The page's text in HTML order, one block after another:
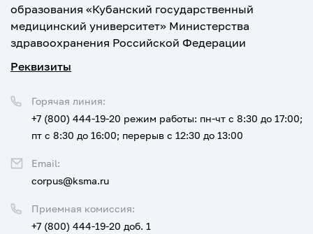
образования «Кубанский государственный
медицинский университет» Министерства
здравоохранения Российской Федерации
Реквизиты
Приемная комиссия:
+7 (800) 444-19-20 доб. 1
Горячая линия:
+7 (800) 444-19-20 режим работы: пн-чт с 8:30 до 17:00;
пт с 8:30 до 16:00; перерыв с 12:30 до 13:00
Email:
corpus@ksma.ru